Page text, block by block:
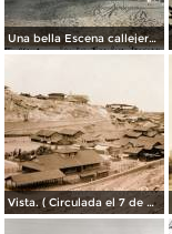
Una bella Escena callejera. ( Circulada el 24 de Noviembre de 1908 ).
Vista. ( Circulada el 7 de Marzo de 1914 ).